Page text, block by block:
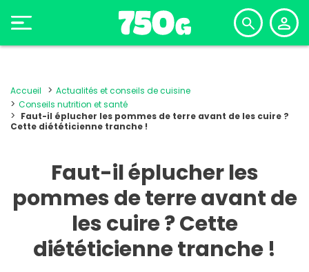
Accueil
Actualités et conseils de cuisine
Conseils nutrition et santé
Faut-il éplucher les pommes de terre avant de les cuire ?
Cette diététicienne tranche !
Faut-il éplucher les
pommes de terre avant de
les cuire ? Cette
diététicienne tranche !